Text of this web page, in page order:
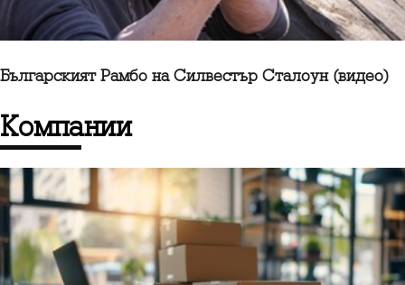
Българският Рамбо на Силвестър Сталоун (видео)
компании